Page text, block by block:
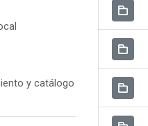
y catálogo